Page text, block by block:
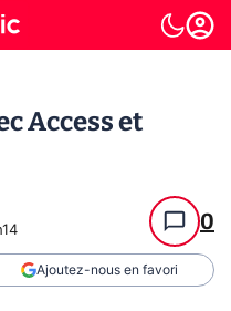
Access et
0
Ajoutez-nous en favori